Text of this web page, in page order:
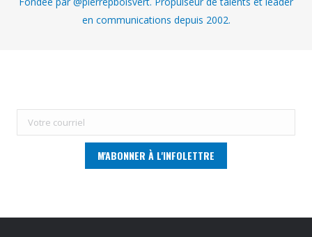
en communications depuis 2002.